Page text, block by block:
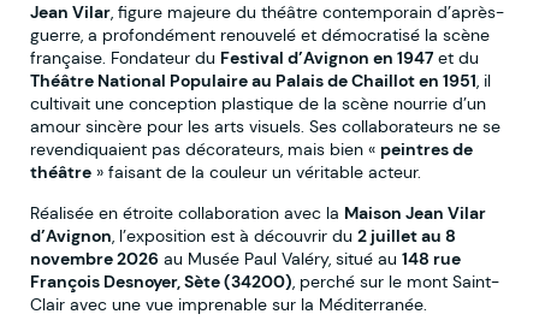
Jean Vilar, figure majeure du théâtre contemporain d’après-
guerre, a profondément renouvelé et démocratisé la scène
française. Fondateur du Festival d’Avignon en 1947 et du
Théâtre National Populaire au Palais de Chaillot en 1951, il
cultivait une conception plastique de la scène nourrie d’un
amour sincère pour les arts visuels. Ses collaborateurs ne se
revendiquaient pas décorateurs, mais bien « peintres de
théâtre » faisant de la couleur un véritable acteur.
Réalisée en étroite collaboration avec la Maison Jean Vilar
d’Avignon, l’exposition est à découvrir du 2 juillet au 8
novembre 2026 au Musée Paul Valéry, situé au 148 rue
François Desnoyer, Sète (34200), perché sur le mont Saint-
Clair avec une vue imprenable sur la Méditerranée.